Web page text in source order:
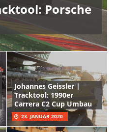
Porsche
Johannes Geissler |
Tracktool: 1990er
Carrera C2 Cup Umbau
23. JANUAR 2020